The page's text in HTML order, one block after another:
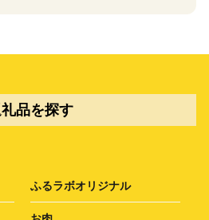
品を探す
ふるラボオリジナル